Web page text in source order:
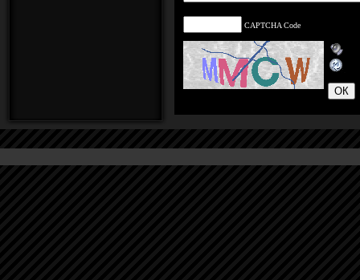
CAPTCHA Code